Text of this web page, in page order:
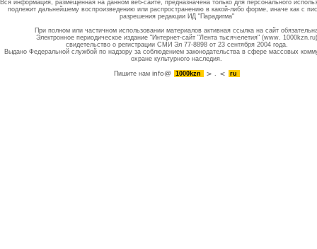
Вся информация, размещенная на данном веб-сайте, предназначена только для персонального
подлежит дальнейшему воспроизведению или распространению в какой-либо форме, иначе как с
разрешения редакции ИД "Парадигма"
При полном или частичном использовании материалов активная ссылка на сайт
Электронное периодическое издание "Интернет-сайт "Лента тысячелетия" (www. 1000kzn.ru)
свидетельство о регистрации СМИ Эл 77-8898 от 23 сентября 2004 года.
Выдано Федеральной службой по надзору за соблюдением законодательства в сфере массовых
охране культурного наследия.
Пишите намinfo@ 1000kzn . ru